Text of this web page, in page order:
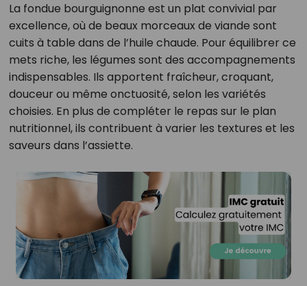
La fondue bourguignonne est un plat convivial par
excellence, où de beaux morceaux de viande sont
cuits à table dans de l’huile chaude. Pour équilibrer ce
mets riche, les légumes sont des accompagnements
indispensables. Ils apportent fraîcheur, croquant,
douceur ou même onctuosité, selon les variétés
choisies. En plus de compléter le repas sur le plan
nutritionnel, ils contribuent à varier les textures et les
saveurs dans l’assiette.